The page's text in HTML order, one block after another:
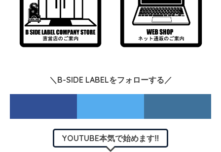
＼B-SIDE LABELをフォローする／
YOUTUBE本気で始めます‼︎